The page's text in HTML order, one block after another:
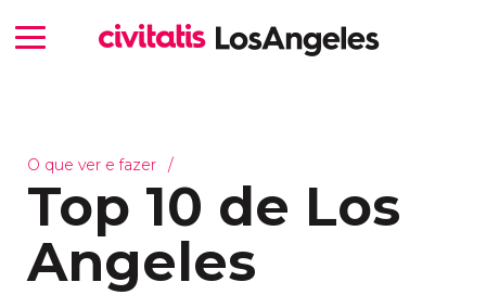
O que ver e fazer
Top 10 de Los
Angeles